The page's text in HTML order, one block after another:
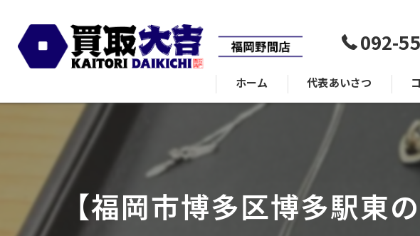
092-
ホーム 代表あいさつ
【福岡市博多区博多駅東